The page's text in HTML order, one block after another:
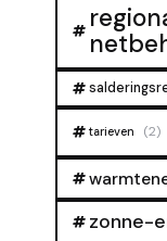
tarieven (2)
zonne-